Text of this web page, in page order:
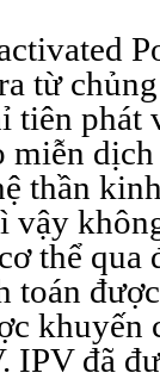
từ
tiên phát
thần
vậy
thể qua
toán
khuyến
IPV đã